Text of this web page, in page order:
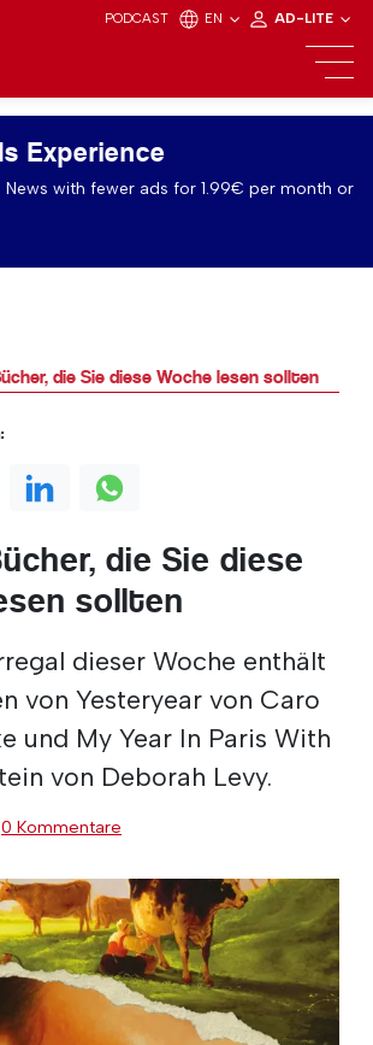
PODCAST EN AD-LITE
Experience
News with fewer ads for 1.99€ per month or
die Sie diese Woche lesen sollten
die Sie diese
sollten
dieser Woche enthält
von Yesteryear von Caro
und My Year In Paris With
von Deborah Levy.
0 Kommentare